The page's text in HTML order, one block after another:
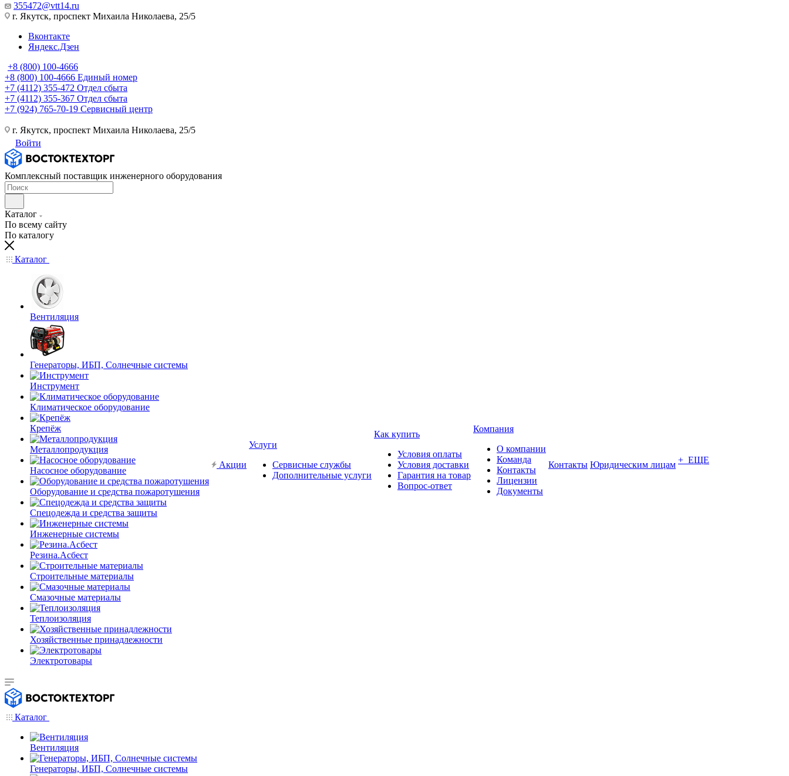
355472@vtt14.ru
г. Якутск, проспект Михаила Николаева, 25/5
Вконтакте
Яндекс.Дзен
+8 (800) 100-4666
+8 (800) 100-4666 Единый номер
+7 (4112) 355-472 Отдел сбыта
+7 (4112) 355-367 Отдел сбыта
+7 (924) 765-70-19 Сервисный центр
г. Якутск, проспект Михаила Николаева, 25/5
Войти
Комплексный поставщик инженерного оборудования
Каталог
По всему сайту
По каталогу
Каталог
Вентиляция
Генераторы, ИБП, Солнечные системы
Инструмент
Климатическое оборудование
Крепёж
Металлопродукция
Насосное оборудование
Оборудование и средства пожаротушения
Спецодежда и средства защиты
Инженерные системы
Резина.Асбест
Строительные материалы
Смазочные материалы
Теплоизоляция
Хозяйственные принадлежности
Электротовары
Акции
Услуги
Сервисные службы
Дополнительные услуги
Как купить
Условия оплаты
Условия доставки
Гарантия на товар
Вопрос-ответ
Компания
О компании
Команда
Контакты
Лицензии
Документы
Контакты Юридическим лицам + ЕЩЕ
Каталог
Вентиляция
Генераторы, ИБП, Солнечные системы